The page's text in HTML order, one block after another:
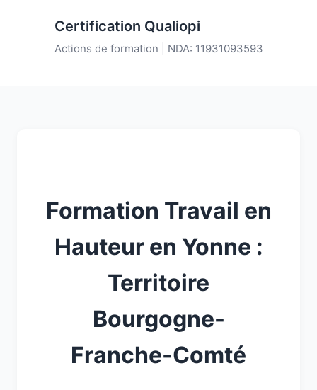
Certification Qualiopi
Actions de formation | NDA: 11931093593
Formation Travail en
Hauteur en Yonne :
Territoire
Bourgogne-
Franche-Comté